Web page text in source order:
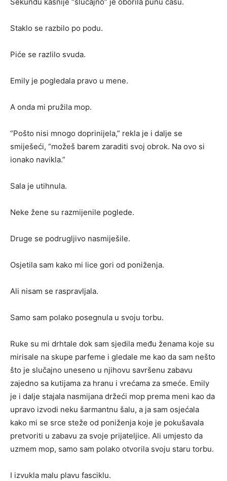
Staklo se razbilo po podu.
Piće se razlilo svuda.
Emily je pogledala pravo u mene.
A onda mi pružila mop.
“Pošto nisi mnogo doprinijela,” rekla je i dalje se
smiješeći, “možeš barem zaraditi svoj obrok. Na ovo si
ionako navikla.”
Sala je utihnula.
Neke žene su razmijenile poglede.
Druge se podrugljivo nasmiješile.
Osjetila sam kako mi lice gori od poniženja.
Ali nisam se raspravljala.
Samo sam polako posegnula u svoju torbu.
Ruke su mi drhtale dok sam sjedila među ženama koje su
mirisale na skupe parfeme i gledale me kao da sam nešto
što je slučajno uneseno u njihovu savršenu zabavu
zajedno sa kutijama za hranu i vrećama za smeće. Emily
je i dalje stajala nasmijana držeći mop prema meni kao da
upravo izvodi neku šarmantnu šalu, a ja sam osjećala
kako mi se srce steže od poniženja koje je pokušavala
pretvoriti u zabavu za svoje prijateljice. Ali umjesto da
uzmem mop, samo sam polako otvorila svoju staru torbu.
I izvukla malu plavu fasciklu.